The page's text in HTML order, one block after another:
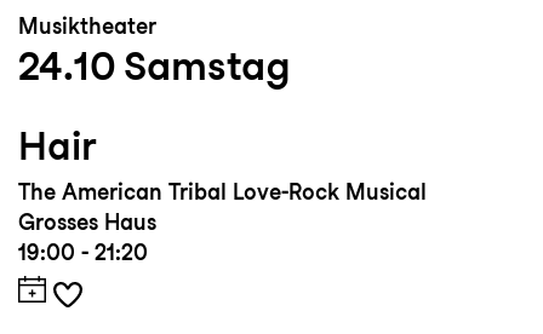
Musiktheater
24.10 Samstag
Hair
The American Tribal Love-Rock Musical
Grosses Haus
19:00 - 21:20